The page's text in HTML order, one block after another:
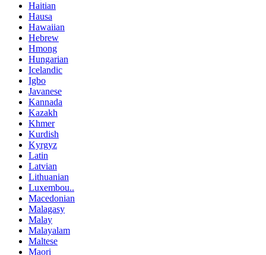
Haitian
Hausa
Hawaiian
Hebrew
Hmong
Hungarian
Icelandic
Igbo
Javanese
Kannada
Kazakh
Khmer
Kurdish
Kyrgyz
Latin
Latvian
Lithuanian
Luxembou..
Macedonian
Malagasy
Malay
Malayalam
Maltese
Maori